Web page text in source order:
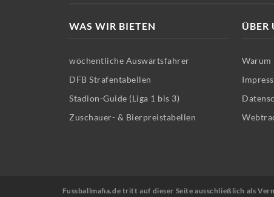
WAS WIR BIETEN
wöchentliche Auswärtsfahrer
DFB Strafentabellen
Stadion-Guide (Liga 1 bis 3)
Zuschauer- & Bierpreistabellen
ÜBER
Warum
Fussballmafia.de tritt auf dieser Seite ausschließlich als